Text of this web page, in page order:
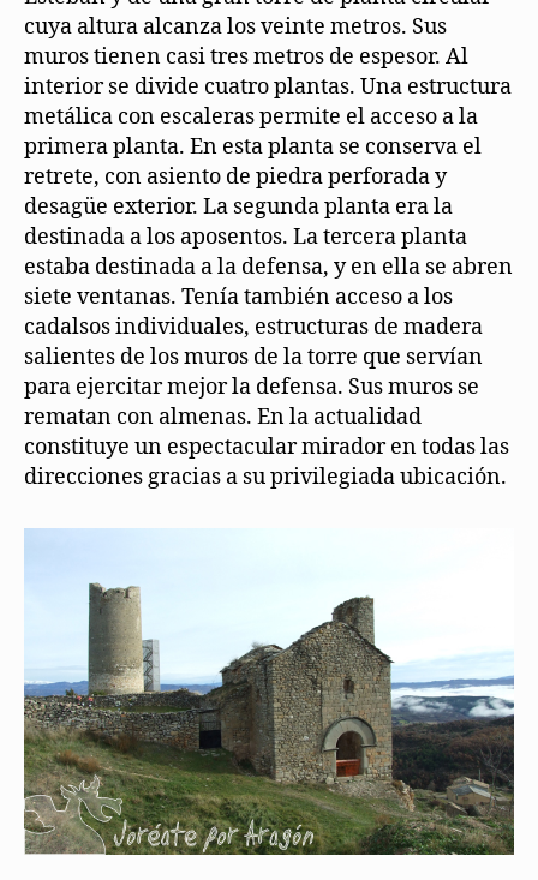
cuya altura alcanza los veinte metros. Sus
muros tienen casi tres metros de espesor. Al
interior se divide cuatro plantas. Una estructura
metálica con escaleras permite el acceso a la
primera planta. En esta planta se conserva el
retrete, con asiento de piedra perforada y
desagüe exterior. La segunda planta era la
destinada a los aposentos. La tercera planta
estaba destinada a la defensa, y en ella se abren
siete ventanas. Tenía también acceso a los
cadalsos individuales, estructuras de madera
salientes de los muros de la torre que servían
para ejercitar mejor la defensa. Sus muros se
rematan con almenas. En la actualidad
constituye un espectacular mirador en todas las
direcciones gracias a su privilegiada ubicación.